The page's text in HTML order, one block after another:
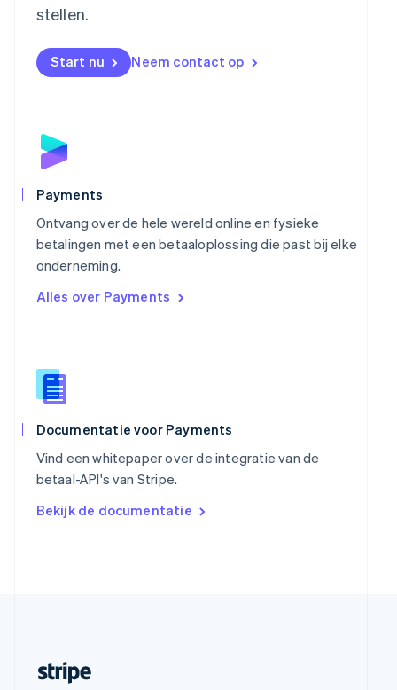
stellen.
Start nu Neem contact op
Payments
Ontvang over de hele wereld online en fysieke
betalingen met een betaaloplossing die past bij elke
onderneming.
Alles over Payments
Documentatie voor Payments
Vind een whitepaper over de integratie van de
betaal-API's van Stripe.
Bekijk de documentatie
Nederlands
English
Noorwegen
English
Português
English
Singapore
简体中文
Slovenië
EnglishItaliano
Español
Thailand
Tsjechië
Vasteland van China
简体中文English
English